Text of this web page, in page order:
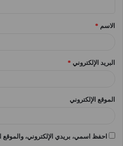
*الاسم *
البريد الإلكتروني *
الموقع الإلكتروني
احفظ اسمي، بريدي الإلكتروني، والموقع